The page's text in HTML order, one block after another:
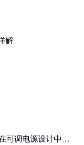
解
可调电源设计中的